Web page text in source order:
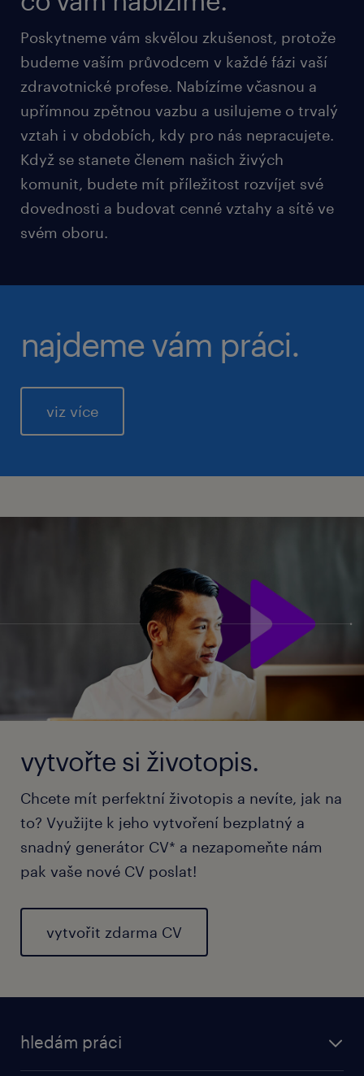
Poskytneme vám skvělou zkušenost, protože
budeme vaším průvodcem v každé fázi vaší
zdravotnické profese. Nabízíme včasnou a
upřímnou zpětnou vazbu a usilujeme o trvalý
vztah i v obdobích, kdy pro nás nepracujete.
Když se stanete členem našich živých
komunit, budete mít příležitost rozvíjet své
dovednosti a budovat cenné vztahy a sítě ve
svém oboru.
najdeme vám práci.
viz více
vytvořte si životopis.
Chcete mít perfektní životopis a nevíte, jak na
to? Využijte k jeho vytvoření bezplatný a
snadný generátor CV* a nezapomeňte nám
pak vaše nové CV poslat!
vytvořit zdarma CV
hledám práci